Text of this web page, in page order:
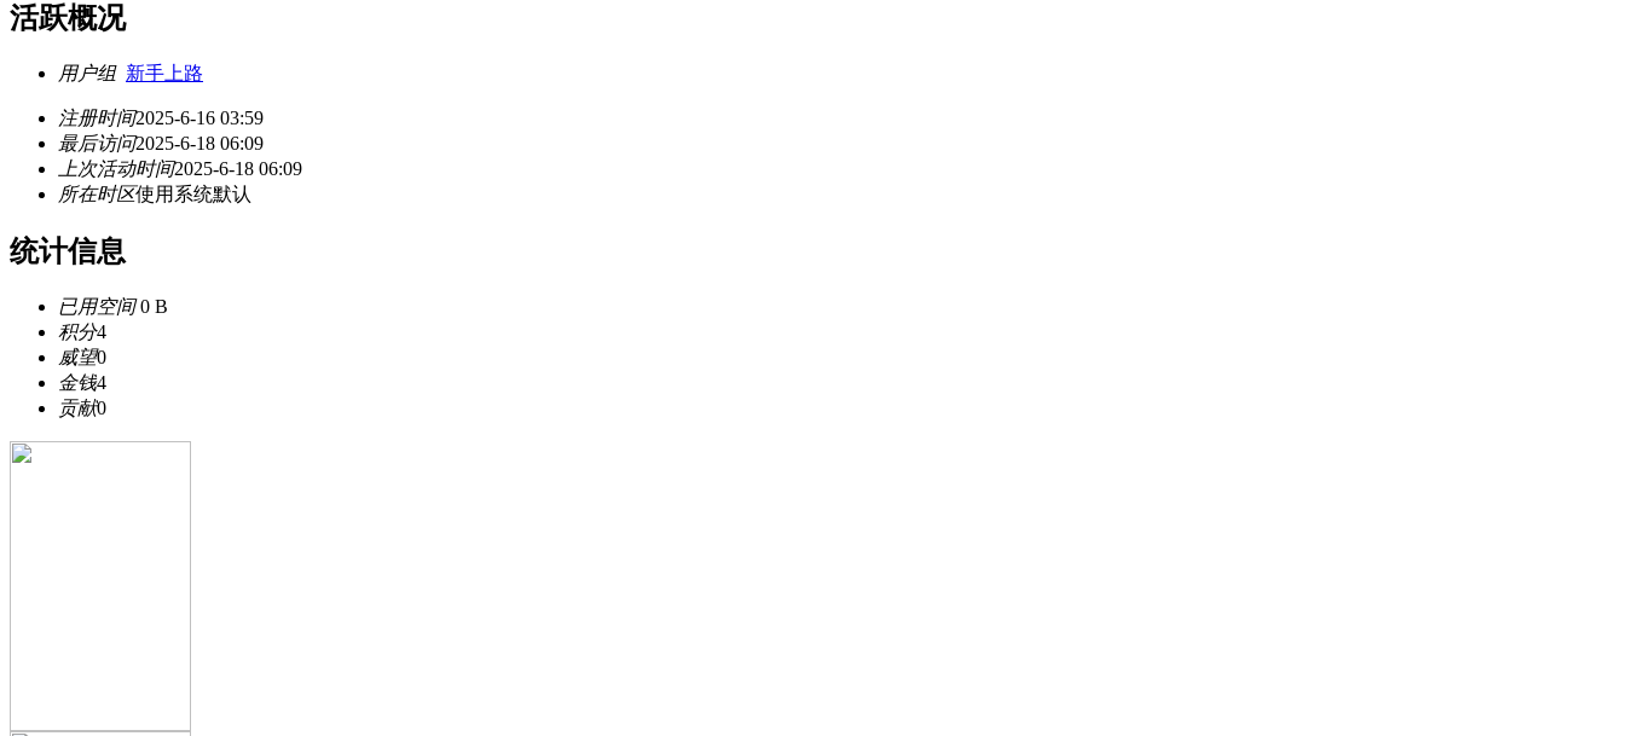
活跃概况
用户组 新手上路
注册时间2025-6-16 03:59
最后访问2025-6-18 06:09
上次活动时间2025-6-18 06:09
所在时区使用系统默认
统计信息
已用空间0 B
积分4
威望0
金钱4
贡献0